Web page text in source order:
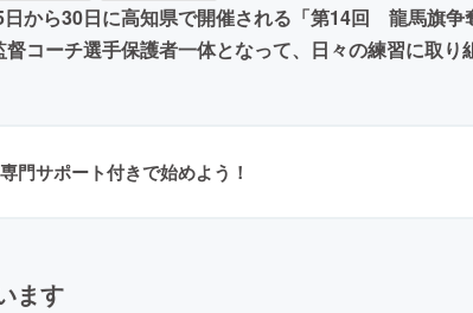
から30日に高知県で開催される「第14回 龍馬旗
コーチ選手保護者一体となって、日々の練習に取り
門サポート付きで始めよう！
ます